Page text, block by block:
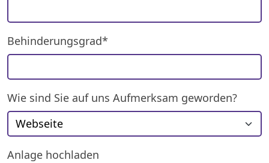
Behinderungsgrad*
Wie sind Sie auf uns Aufmerksam geworden?
Anlage hochladen